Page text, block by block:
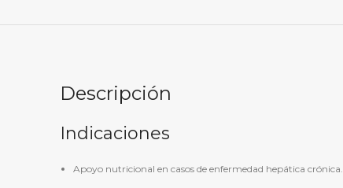
Descripción
Indicaciones
Apoyo nutricional en casos de enfermedad hepática crónica.